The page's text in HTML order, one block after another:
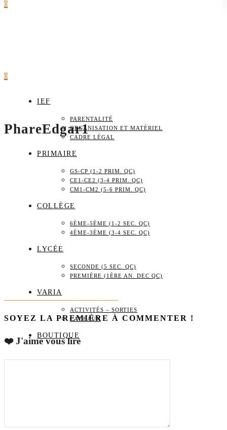
0
0
IEF
PARENTALITÉ
ORGANISATION ET MATÉRIEL
CADRE LÉGAL
PRIMAIRE
GS-CP (1-2 PRIM. QC)
CE1-CE2 (3-4 PRIM. QC)
CM1-CM2 (5-6 PRIM. QC)
COLLÈGE
6ÈME-5ÈME (1-2 SEC. QC)
4ÈME-3ÈME (3-4 SEC. QC)
LYCÉE
SECONDE (5 SEC. QC)
PREMIÈRE (1ÈRE AN. DEC QC)
VARIA
ACTIVITÉS – SORTIES
CADEAUX
BOUTIQUE
PhareEdgar1
SOYEZ LA PREMIÈRE À COMMENTER !
❤️ J'aime vous lire